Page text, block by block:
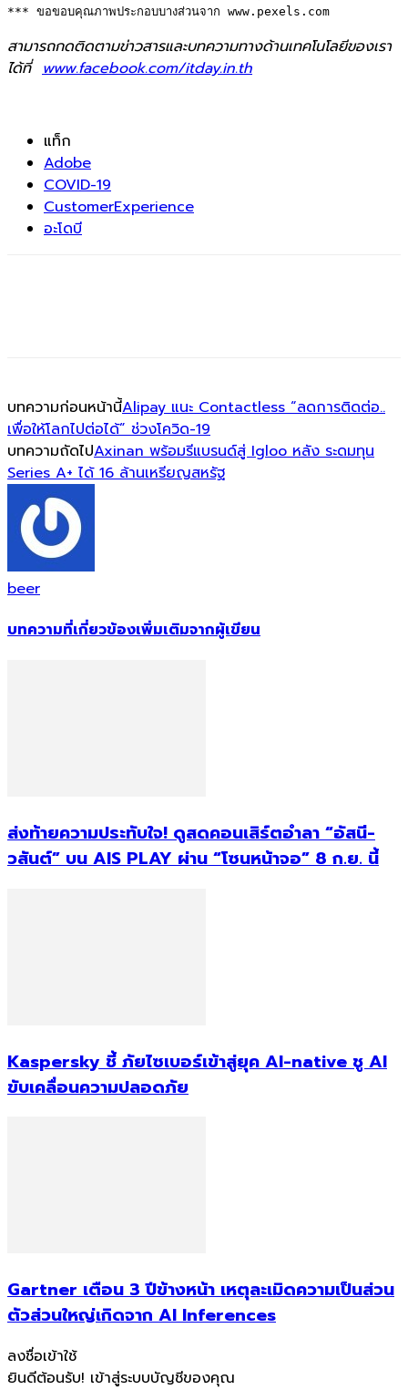
*** ขอขอบคุณภาพประกอบบางส่วนจาก www.pexels.com
สามารถกดติดตามข่าวสารและบทความทางด้านเทคโนโลยีของเรา
ได้ที่ www.facebook.com/itday.in.th
แท็ก
Adobe
COVID-19
CustomerExperience
อะโดบี
บทความก่อนหน้านี้Alipay แนะ Contactless “ลดการติดต่อ..
เพื่อให้โลกไปต่อได้” ช่วงโควิด-19
บทความถัดไปAxinan พร้อมรีแบรนด์สู่ Igloo หลัง ระดมทุน
Series A+ ได้ 16 ล้านเหรียญสหรัฐ
beer
บทความที่เกี่ยวข้องเพิ่มเติมจากผู้เขียน
ส่งท้ายความประทับใจ! ดูสดคอนเสิร์ตอำลา “อัสนี-
วสันต์” บน AIS PLAY ผ่าน “โซนหน้าจอ” 8 ก.ย. นี้
Kaspersky ชี้ ภัยไซเบอร์เข้าสู่ยุค AI-native ชู AI
ขับเคลื่อนความปลอดภัย
Gartner เตือน 3 ปีข้างหน้า เหตุละเมิดความเป็นส่วน
ตัวส่วนใหญ่เกิดจาก AI Inferences
ลงชื่อเข้าใช้
ยินดีต้อนรับ! เข้าสู่ระบบบัญชีของคุณ